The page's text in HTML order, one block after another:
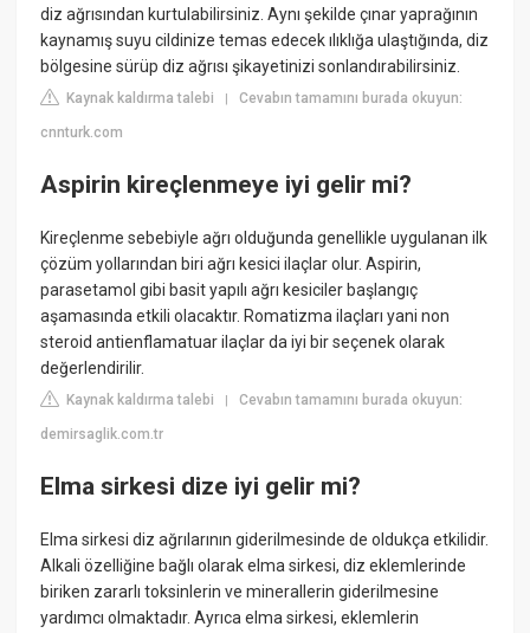
diz ağrısından kurtulabilirsiniz. Aynı şekilde çınar yaprağının
kaynamış suyu cildinize temas edecek ılıklığa ulaştığında, diz
bölgesine sürüp diz ağrısı şikayetinizi sonlandırabilirsiniz.
Kaynak kaldırma talebi |Cevabın tamamını burada okuyun:
cnnturk.com
Aspirin kireçlenmeye iyi gelir mi?
Kireçlenme sebebiyle ağrı olduğunda genellikle uygulanan ilk
çözüm yollarından biri ağrı kesici ilaçlar olur. Aspirin,
parasetamol gibi basit yapılı ağrı kesiciler başlangıç
aşamasında etkili olacaktır. Romatizma ilaçları yani non
steroid antienflamatuar ilaçlar da iyi bir seçenek olarak
değerlendirilir.
Kaynak kaldırma talebi |Cevabın tamamını burada okuyun:
demirsaglik.com.tr
Elma sirkesi dize iyi gelir mi?
Elma sirkesi diz ağrılarının giderilmesinde de oldukça etkilidir.
Alkali özelliğine bağlı olarak elma sirkesi, diz eklemlerinde
biriken zararlı toksinlerin ve minerallerin giderilmesine
yardımcı olmaktadır. Ayrıca elma sirkesi, eklemlerin